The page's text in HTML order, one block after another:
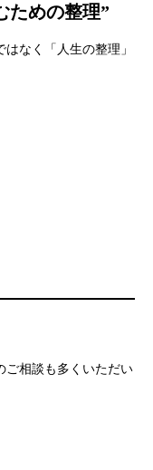
ための整理”
なく「人生の整理」
ご相談も多くいただい